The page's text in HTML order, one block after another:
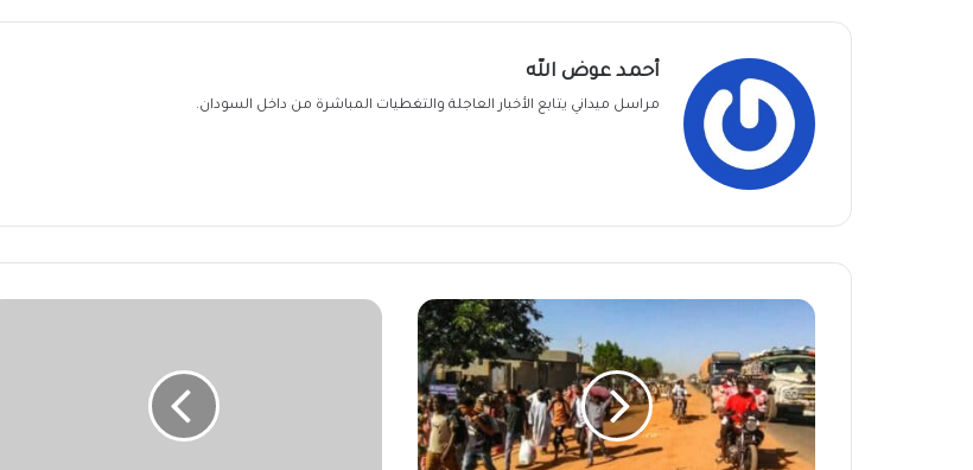
أحمد عوض الله
مراسل ميداني يتابع الأخبار العاجلة والتغطيات المباشرة من داخل السودان.
مقاومة
مدني
:
نعاني
من
صعوبات
سلطان